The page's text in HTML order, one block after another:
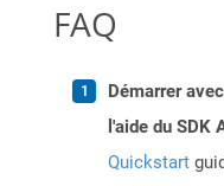
FAQ
Démarrer
l'aide du SDK
Quickstart